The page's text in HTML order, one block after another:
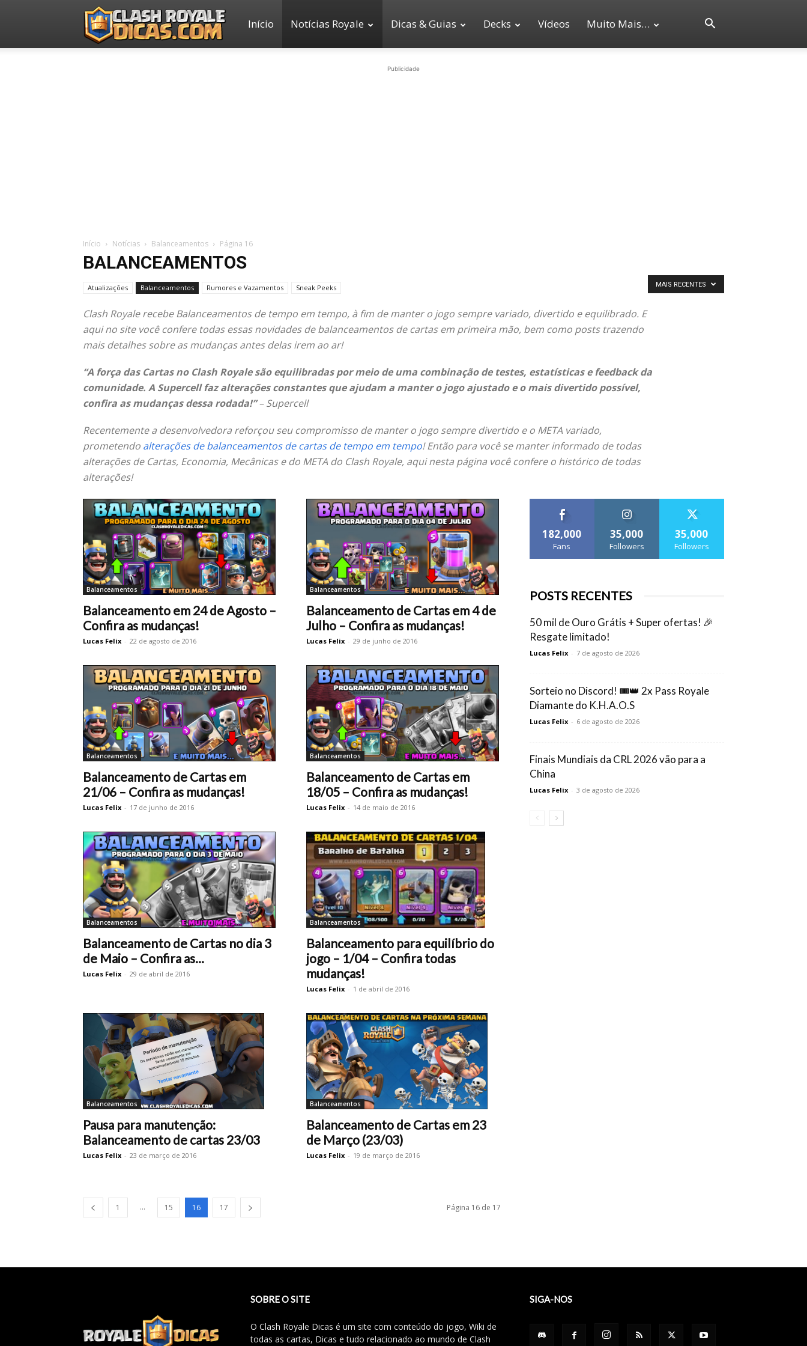
Clash
Início Notícias Royale Dicas & Guias Decks Vídeos Muito Mais…
Publicidade
Início Notícias Balanceamentos Página 16
BALANCEAMENTOS
Atualizações Balanceamentos Rumores e Vazamentos Sneak Peeks
Clash Royale recebe Balanceamentos de tempo em tempo, à fim de manter o jogo sempre variado, divertido e equilibrado. E
aqui no site você confere todas essas novidades de balanceamentos de cartas em primeira mão, bem como posts trazendo
mais detalhes sobre as mudanças antes delas irem ao ar!
“A força das Cartas no Clash Royale são equilibradas por meio de uma combinação de testes, estatísticas e feedback da
comunidade. A Supercell faz alterações constantes que ajudam a manter o jogo ajustado e o mais divertido possível,
confira as mudanças dessa rodada!”– Supercell
Recentemente a desenvolvedora reforçou seu compromisso de manter o jogo sempre divertido e o META variado,
prometendo alterações de balanceamentos de cartas de tempo em tempo! Então para você se manter informado de todas
alterações de Cartas, Economia, Mecânicas e do META do Clash Royale, aqui nesta página você confere o histórico de todas
alterações!
MAIS RECENTES
Balanceamentos
Balanceamento em 24 de Agosto –
Confira as mudanças!
Lucas Felix - 22 de agosto de 2016
Balanceamentos
Balanceamento de Cartas em 4 de
Julho – Confira as mudanças!
Lucas Felix - 29 de junho de 2016
Balanceamentos
Balanceamento de Cartas em
21/06 – Confira as mudanças!
Lucas Felix - 17 de junho de 2016
Balanceamentos
Balanceamento de Cartas em
18/05 – Confira as mudanças!
Lucas Felix - 14 de maio de 2016
Balanceamentos
Balanceamento de Cartas no dia 3
de Maio – Confira as...
Lucas Felix - 29 de abril de 2016
Balanceamentos
Balanceamento para equilíbrio do
jogo – 1/04 – Confira todas
mudanças!
Lucas Felix - 1 de abril de 2016
Balanceamentos
Pausa para manutenção:
Balanceamento de cartas 23/03
Lucas Felix - 23 de março de 2016
Balanceamentos
Balanceamento de Cartas em 23
de Março (23/03)
Lucas Felix - 19 de março de 2016
1 ... 15 16 17 Página 16 de 17
182,000
Fans
35,000
Followers
35,000
Followers
POSTS RECENTES
50 mil de Ouro Grátis + Super ofertas! 🎉
Resgate limitado!
Lucas Felix - 7 de agosto de 2026
Sorteio no Discord! 🎟️👑 2x Pass Royale
Diamante do K.H.A.O.S
Lucas Felix - 6 de agosto de 2026
Finais Mundiais da CRL 2026 vão para a
China
Lucas Felix - 3 de agosto de 2026
SOBRE O SITE
O Clash Royale Dicas é um site com conteúdo do jogo, Wiki de
todas as cartas, Dicas e tudo relacionado ao mundo de Clash
SIGA-NOS